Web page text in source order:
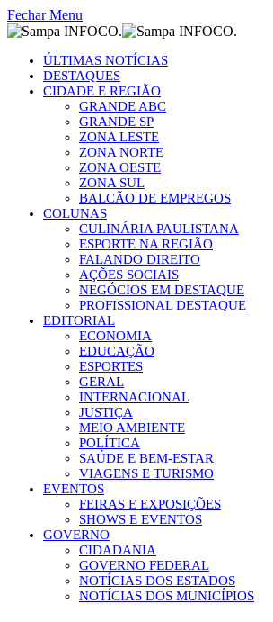
Fechar Menu
ÚLTIMAS NOTÍCIAS
DESTAQUES
CIDADE E REGIÃO
GRANDE ABC
GRANDE SP
ZONA LESTE
ZONA NORTE
ZONA OESTE
ZONA SUL
BALCÃO DE EMPREGOS
COLUNAS
CULINÁRIA PAULISTANA
ESPORTE NA REGIÃO
FALANDO DIREITO
AÇÕES SOCIAIS
NEGÓCIOS EM DESTAQUE
PROFISSIONAL DESTAQUE
EDITORIAL
ECONOMIA
EDUCAÇÃO
ESPORTES
GERAL
INTERNACIONAL
JUSTIÇA
MEIO AMBIENTE
POLÍTICA
SAÚDE E BEM-ESTAR
VIAGENS E TURISMO
EVENTOS
FEIRAS E EXPOSIÇÕES
SHOWS E EVENTOS
GOVERNO
CIDADANIA
GOVERNO FEDERAL
NOTÍCIAS DOS ESTADOS
NOTÍCIAS DOS MUNICÍPIOS